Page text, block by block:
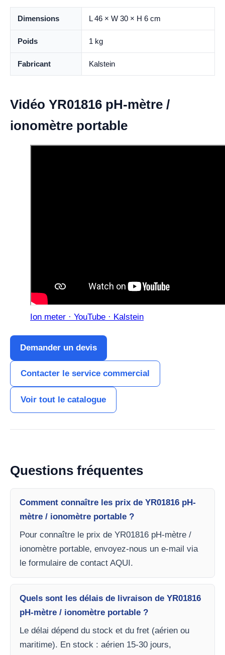
Dimensions L 46 × W 30 × H 6 cm
Poids 1 kg
Fabricant Kalstein
Vidéo YR01816 pH-mètre /
ionomètre portable
Ion meter · YouTube · Kalstein
Demander un devis
Contacter le service commercial
Voir tout le catalogue
Questions fréquentes
Comment connaître les prix de YR01816 pH-
mètre / ionomètre portable ?
Pour connaître le prix de YR01816 pH-mètre /
ionomètre portable, envoyez-nous un e-mail via
le formulaire de contact AQUI.
Quels sont les délais de livraison de YR01816
pH-mètre / ionomètre portable ?
Le délai dépend du stock et du fret (aérien ou
maritime). En stock : aérien 15-30 jours,